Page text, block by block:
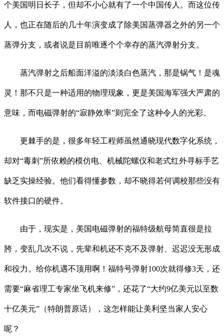
个美国明日长子，但却不小心就有了一个中国传人。而这位传
人，也正在随后的几十年演变成了除美国蒸弹器之外的另一个
蒸弹分支，或者说是目前唯逐个个幸存的蒸汽弹射分支。
蒸汽弹射之后船面洋溢的淡淡白色蒸汽，那是锅气！是魂
灵！那不只是一种适用的物理现象，更是美国海军强大严肃的
意味，而电磁弹射的“寂静效率”则完全了这种令人的光彩。
更棘手的是，很多年轻工程师虽然通晓现代数字化系统，
却对“毒刺”所依赖的模仿电、机械陀螺仪和老式红外寻标手艺
缺乏实操经验。他们看得懂参数，却不晓得若何调校那些没有
软件接口的硬件。
由于，现实是，美国电磁弹射的福特级航母简直很是拉
胯，变乱几次不说，先辈和机还不克不及弹射、迟迟没无形成
和役力。给你机遇不顶用啊！福特号弹射100次就得修3天，还
需要“麻省理工专家坐飞机来修”，还花了“大约9亿美元以至数
十亿美元”（特朗普原话），这怎样能让美利坚当家人安心
呢？